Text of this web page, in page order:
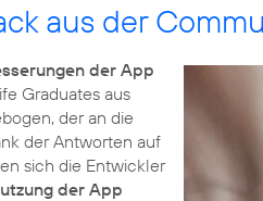
aus der
der App
Graduates aus
der an die
der Antworten auf
sich die Entwickler
der App